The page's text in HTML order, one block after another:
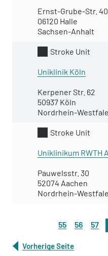
Ernst-Grube-Str. 40
06120 Halle
Sachsen-Anhalt
Stroke Unit
Uniklinik Köln
Kerpener Str. 62
50937 Köln
Nordrhein-
Stroke Unit
Uniklinikum RWTH
Pauwelsstr. 30
52074 Aachen
Nordrhein-
Vorherige Seite
55 56 57